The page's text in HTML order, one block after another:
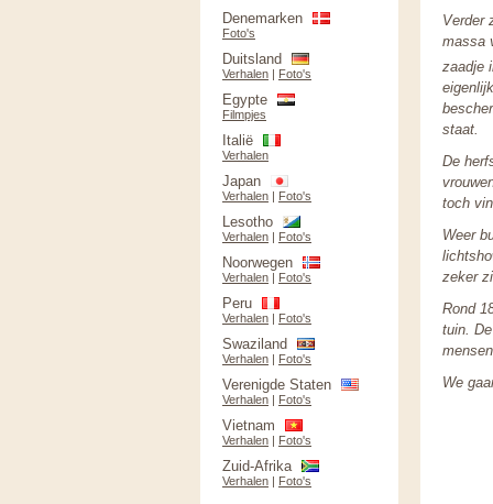
Verder
massa
zaadje
staat.
De
toch
Weer
zeker
Rond
tuin.
We
Denemarken
Foto's
Duitsland
Verhalen | Foto's
Egypte
Filmpjes
Italië
Verhalen
Japan
Verhalen | Foto's
Lesotho
Verhalen | Foto's
Noorwegen
Verhalen | Foto's
Peru
Verhalen | Foto's
Swaziland
Verhalen | Foto's
Verenigde Staten
Verhalen | Foto's
Vietnam
Verhalen | Foto's
Zuid-Afrika
Verhalen | Foto's